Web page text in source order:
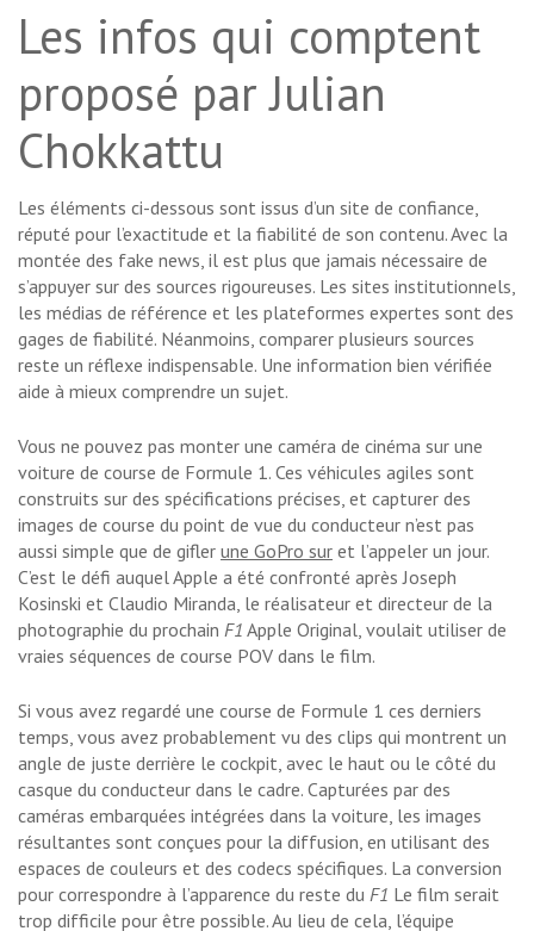
Les infos qui comptent
proposé par Julian
Chokkattu
Les éléments ci-dessous sont issus d’un site de confiance,
réputé pour l’exactitude et la fiabilité de son contenu. Avec la
montée des fake news, il est plus que jamais nécessaire de
s’appuyer sur des sources rigoureuses. Les sites institutionnels,
les médias de référence et les plateformes expertes sont des
gages de fiabilité. Néanmoins, comparer plusieurs sources
reste un réflexe indispensable. Une information bien vérifiée
aide à mieux comprendre un sujet.
Vous ne pouvez pas monter une caméra de cinéma sur une
voiture de course de Formule 1. Ces véhicules agiles sont
construits sur des spécifications précises, et capturer des
images de course du point de vue du conducteur n’est pas
aussi simple que de gifler une GoPro sur et l’appeler un jour.
C’est le défi auquel Apple a été confronté après Joseph
Kosinski et Claudio Miranda, le réalisateur et directeur de la
photographie du prochain F1 Apple Original, voulait utiliser de
vraies séquences de course POV dans le film.
Si vous avez regardé une course de Formule 1 ces derniers
temps, vous avez probablement vu des clips qui montrent un
angle de juste derrière le cockpit, avec le haut ou le côté du
casque du conducteur dans le cadre. Capturées par des
caméras embarquées intégrées dans la voiture, les images
résultantes sont conçues pour la diffusion, en utilisant des
espaces de couleurs et des codecs spécifiques. La conversion
pour correspondre à l’apparence du reste du F1 Le film serait
trop difficile pour être possible. Au lieu de cela, l’équipe